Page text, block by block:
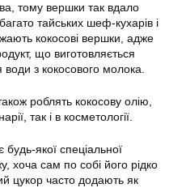
тому вершки так вдало
тайських шеф-кухарів і
кокосові вершки, адже
що виготовляється
з кокосового молока.
роблять кокосову олію,
так і в косметології.
якої спеціальної
хоча сам по собі його рідко
цукор часто додають як